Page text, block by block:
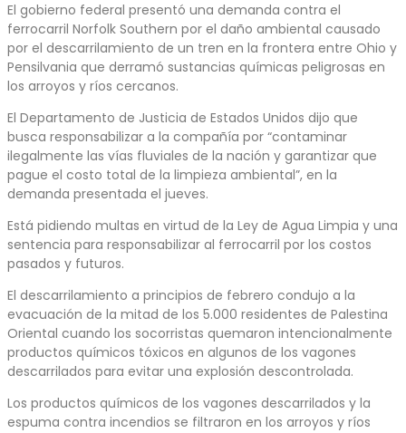
El gobierno federal presentó una demanda contra el
ferrocarril Norfolk Southern por el daño ambiental causado
por el descarrilamiento de un tren en la frontera entre Ohio y
Pensilvania que derramó sustancias químicas peligrosas en
los arroyos y ríos cercanos.
El Departamento de Justicia de Estados Unidos dijo que
busca responsabilizar a la compañía por “contaminar
ilegalmente las vías fluviales de la nación y garantizar que
pague el costo total de la limpieza ambiental”, en la
demanda presentada el jueves.
Está pidiendo multas en virtud de la Ley de Agua Limpia y una
sentencia para responsabilizar al ferrocarril por los costos
pasados y futuros.
El descarrilamiento a principios de febrero condujo a la
evacuación de la mitad de los 5.000 residentes de Palestina
Oriental cuando los socorristas quemaron intencionalmente
productos químicos tóxicos en algunos de los vagones
descarrilados para evitar una explosión descontrolada.
Los productos químicos de los vagones descarrilados y la
espuma contra incendios se filtraron en los arroyos y ríos